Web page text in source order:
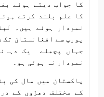
کا جواب دیتے ہوئے
کا علم بلند کرتے
نمودار ہوئے ہیں۔
یورپ سے افغانستان تک
جہاں پچھلے ایک
نمودار نہ ہوئی ہو۔
پاکستان میں مال کی
کے مختلف دھڑوں کے